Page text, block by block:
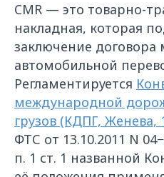
CMR — это товарно-
накладная, которая
заключение
автомобильной
Регламентируется
международной
грузов (КДПГ, Женева,
ФТС от 13.10.2011 N
п. 1 ст. 1 названной